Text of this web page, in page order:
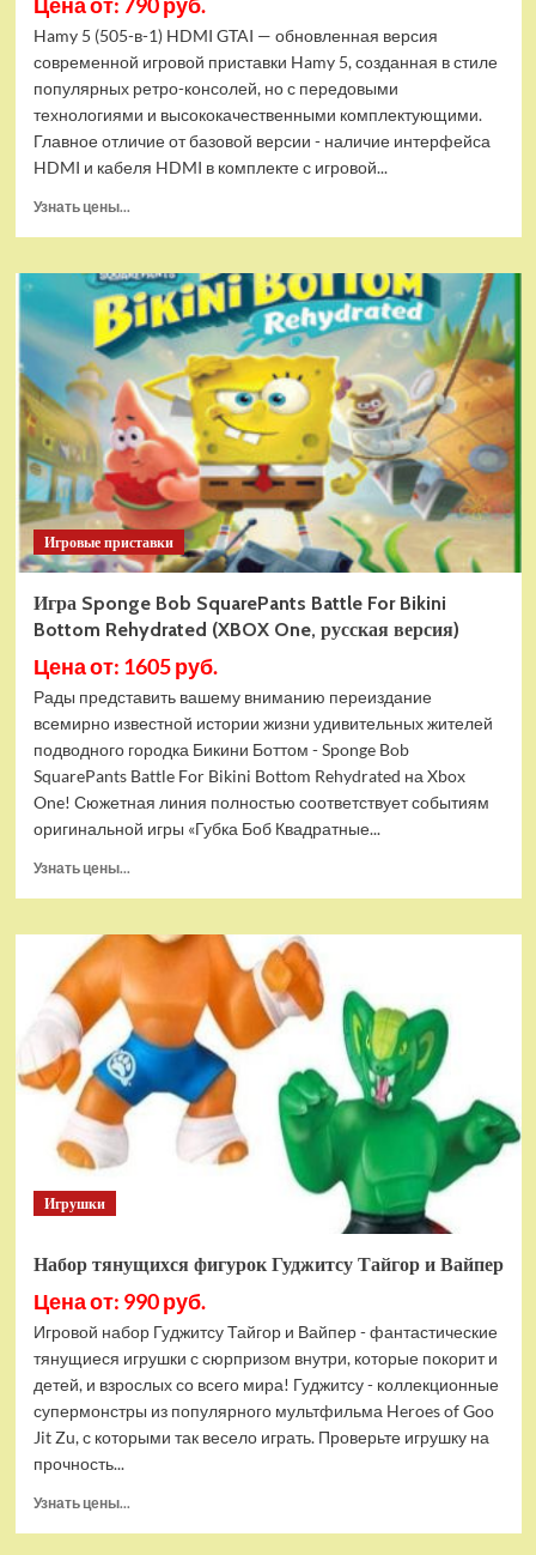
Hamy 5 (505-в-1) HDMI GTAI — обновленная версия
современной игровой приставки Hamy 5, созданная в стиле
популярных ретро-консолей, но с передовыми
технологиями и высококачественными комплектующими.
Главное отличие от базовой версии - наличие интерфейса
HDMI и кабеля HDMI в комплекте с игровой...
Узнать цены...
Игровая
приставка
Hamy
5
(505-
в-1)
HDMI
GTA
Игровые приставки
Игра Sponge Bob SquarePants Battle For Bikini
Bottom Rehydrated (XBOX One, русская версия)
Цена от: 1605 руб.
Рады представить вашему вниманию переиздание
всемирно известной истории жизни удивительных жителей
подводного городка Бикини Боттом - Sponge Bob
SquarePants Battle For Bikini Bottom Rehydrated на Xbox
One! Сюжетная линия полностью соответствует событиям
оригинальной игры «Губка Боб Квадратные...
Узнать цены...
Игра
Sponge
Bob
SquarePants
Battle
For
Bikini
Bottom
Rehydrated
(XBOX
Игрушки
Набор тянущихся фигурок Гуджитсу Тайгор и Вайпер
Цена от: 990 руб.
Игровой набор Гуджитсу Тайгор и Вайпер - фантастические
тянущиеся игрушки с сюрпризом внутри, которые покорит и
детей, и взрослых со всего мира! Гуджитсу - коллекционные
супермонстры из популярного мультфильма Heroes of Goo
Jit Zu, с которыми так весело играть. Проверьте игрушку на
прочность...
Узнать цены...